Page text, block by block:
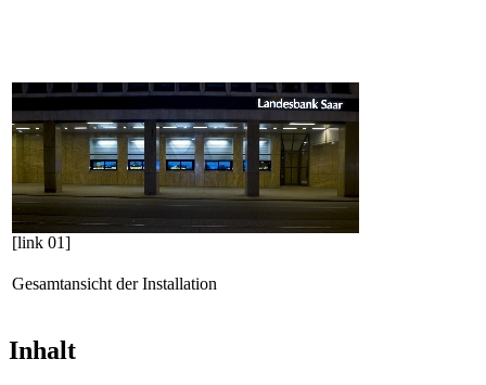
[link 01]
Gesamtansicht der Installation
Inhalt